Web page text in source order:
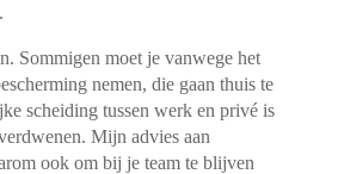
Sommigen moet je vanwege het
nemen, die gaan thuis te
scheiding tussen werk en privé is
Mijn advies aan
ook om bij je team te blijven